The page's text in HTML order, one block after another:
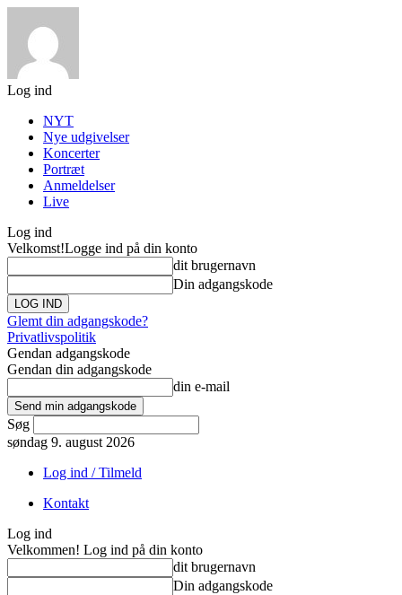
Log ind
NYT
Nye udgivelser
Koncerter
Portræt
Anmeldelser
Live
Log ind
Velkomst!Logge ind på din konto
dit brugernavn
Din adgangskode
Glemt din adgangskode?
Privatlivspolitik
Gendan adgangskode
Gendan din adgangskode
din e-mail
Søg
søndag 9. august 2026
Log ind / Tilmeld
Kontakt
Log ind
Velkommen! Log ind på din konto
dit brugernavn
Din adgangskode